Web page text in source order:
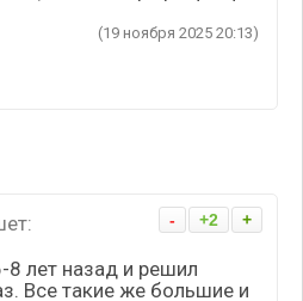
(19 ноября 2025 20:13)
- +2 +
8 лет назад и решил
Все такие же большие и